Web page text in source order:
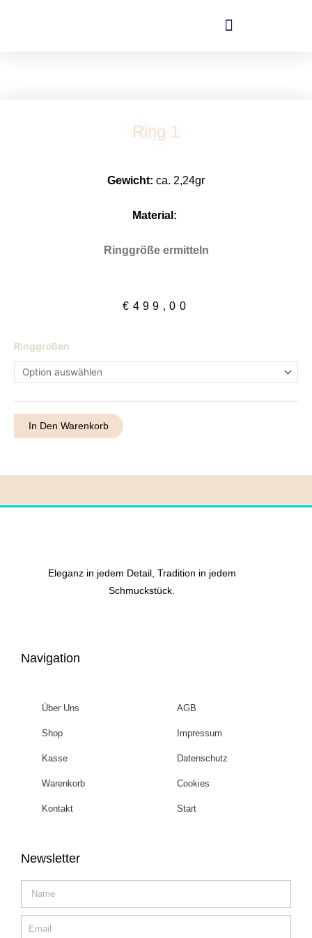
Ring 1
Gewicht: ca. 2,24gr
Material:
Ringgröße ermitteln
€ 499,00
Ringgrößen
Ring
1
Menge
In Den Warenkorb
Eleganz in jedem Detail, Tradition in jedem
Schmuckstück.
Navigation
Über Uns
Shop
Kasse
Warenkorb
Kontakt
AGB
Impressum
Datenschutz
Cookies
Start
Newsletter